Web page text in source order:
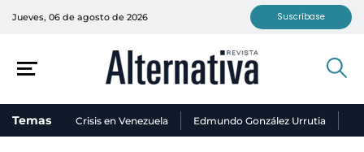
Jueves, 06 de agosto de 2026 Suscríbase
Temas Crisis en Venezuela Edmundo González Urrutia